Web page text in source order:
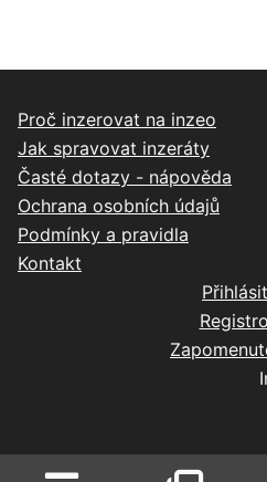
Proč inzerovat na inzeo
Jak spravovat inzeráty
Časté dotazy - nápověda
Ochrana osobních údajů
Podmínky a pravidla
Kontakt